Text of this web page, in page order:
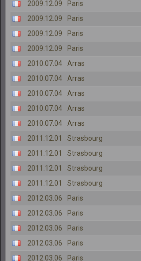
2009.12.09
Paris
2009.12.09
Paris
2009.12.09
Paris
2009.12.09
Paris
2010.07.04
Arras
2010.07.04
Arras
2010.07.04
Arras
2010.07.04
Arras
2010.07.04
Arras
2011.12.01
Strasbourg
2011.12.01
Strasbourg
2011.12.01
Strasbourg
2011.12.01
Strasbourg
2012.03.06
Paris
2012.03.06
Paris
2012.03.06
Paris
2012.03.06
Paris
2012.03.06
Paris